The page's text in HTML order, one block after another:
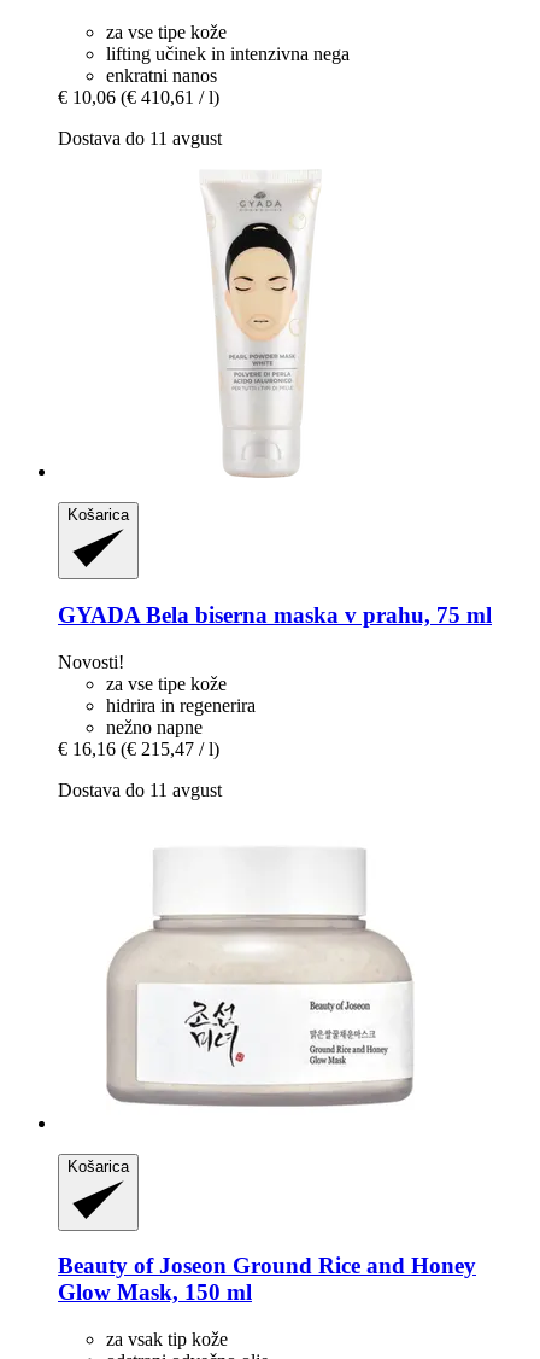
za vse tipe kože
lifting učinek in intenzivna nega
enkratni nanos
€ 10,06 (€ 410,61 / l)
Dostava do 11 avgust
Košarica
GYADA Bela biserna maska v prahu, 75 ml
Novosti!
za vse tipe kože
hidrira in regenerira
nežno napne
€ 16,16 (€ 215,47 / l)
Dostava do 11 avgust
Košarica
Beauty of Joseon Ground Rice and Honey
Glow Mask, 150 ml
za vsak tip kože